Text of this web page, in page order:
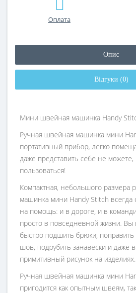
Оплата
Опис
Відгуки (0)
Мини швейная машинка Handy
Ручная швейная машинка мини
портативный прибор, легко
даже представить себе не можете,
пользоваться!
Компактная, небольшого размера
машинка мини Handy Stitch всегда
на помощь: и в дороге, и в
просто в повседневной жизни. Вы
быстро подшить брюки,
шов, подрубить занавески и даже
примитивный рисунок на изделиях.
Ручная швейная машинка мини
пригодится как опытным швеям,